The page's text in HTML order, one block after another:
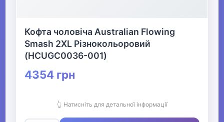
Кофта чоловіча Australian Flowing
Smash 2XL Різнокольоровий
(HCUGC0036-001)
4354 грн
👆 Натисніть для детальної інформації